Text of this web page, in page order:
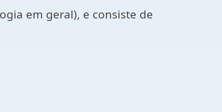
em geral), e consiste de